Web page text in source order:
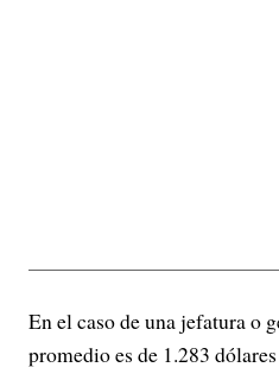
En el caso de una jefatura o
promedio es de 1.283